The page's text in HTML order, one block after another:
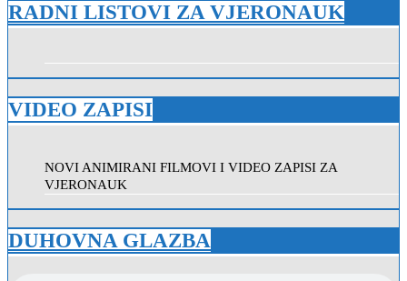
RADNI LISTOVI ZA VJERONAUK
VIDEO ZAPISI
NOVI ANIMIRANI FILMOVI I VIDEO ZAPISI ZA
VJERONAUK
DUHOVNA GLAZBA